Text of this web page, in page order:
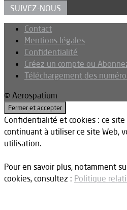
SUIVEZ-NOUS
Contact
Mentions légales
Confidentialité
Créez un compte ou
Téléchargement des
© Aerospatium
Confidentialité et cookies : ce site
continuant à utiliser ce site Web,
utilisation.
Pour en savoir plus, notamment
cookies, consultez : Politique